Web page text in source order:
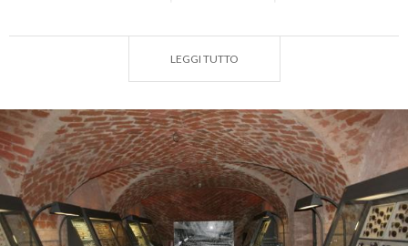
Da qui si segue la ciclabile fino a San Giovanni in
alla periferia di Rivarolo Mantovano Proseguendo
arriviamo nel centro di Rivarolo del Re e andiamo
verso la zona industriale, al termine della quale inizia
la strada sterrata.
Al primo incrocio andiamo a destra fino al centro di
LEGGI TUTTO